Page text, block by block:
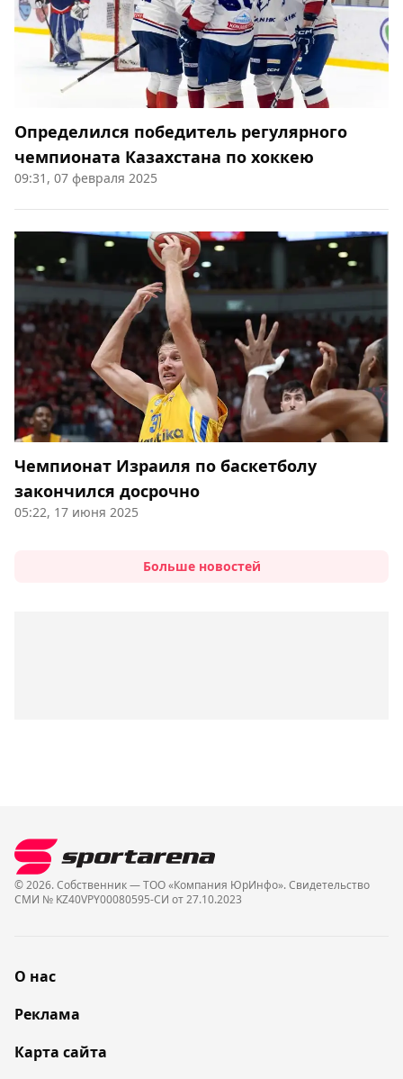
Определился победитель регулярного
чемпионата Казахстана по хоккею
09:31, 07 февраля 2025
Чемпионат Израиля по баскетболу
закончился досрочно
05:22, 17 июня 2025
Больше новостей
© 2026. Собственник — ТОО «Компания ЮрИнфо». Cвидетельство
СМИ № KZ40VPY00080595-СИ от 27.10.2023
О нас
Реклама
Карта сайта